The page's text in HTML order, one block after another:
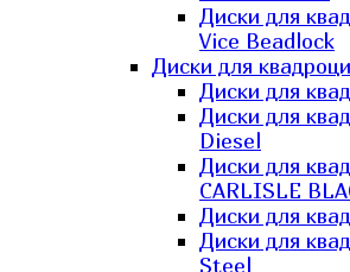
Диски для
Vice Beadlock
Диски для
Диски для
Диски для
Diesel
Диски для
CARLISLE
Диски для
Диски для
Steel